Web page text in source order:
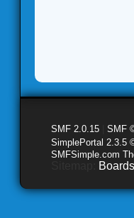
SMF 2.0.15 SMF
SimplePortal 2.3.5
SMFSimple.com
Boards